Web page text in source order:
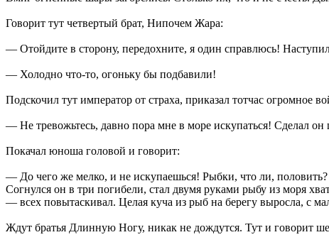
Говорит тут четвертый брат, Нипочем Жара:
— Отойдите в сторону, передохните, я один справлюсь!
— Холодно что-то, огоньку бы подбавили!
Подскочил тут император от страха, приказал тотчас огромное
— Не тревожьтесь, давно пора мне в море искупаться! Сделал
Покачал юноша головой и говорит:
— До чего же мелко, и не искупаешься! Рыбки, что ли, половить?
Согнулся он в три погибели, стал двумя руками рыбу из моря
— всех повытаскивал. Целая куча из рыб на берегу выросла, с
Ждут братья Длинную Ногу, никак не дождутся. Тут и говорит